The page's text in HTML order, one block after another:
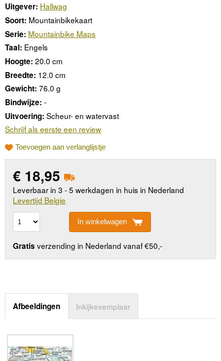
Uitgever: Hallwag
Soort: Mountainbikekaart
Serie: Mountainbike Maps
Taal: Engels
Hoogte: 20.0 cm
Breedte: 12.0 cm
Gewicht: 76.0 g
Bindwijze: -
Uitvoering: Scheur- en watervast
Schrijf als eerste een review
Toevoegen aan verlanglijstje
€ 18,95
Leverbaar in 3 - 5 werkdagen in huis in Nederland
Levertijd Belgie
In winkelwagen
Gratis verzending in Nederland vanaf €50,-
Afbeeldingen Inkijkexemplaar